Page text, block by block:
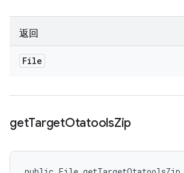
返回
File
getTargetOtatoolsZip